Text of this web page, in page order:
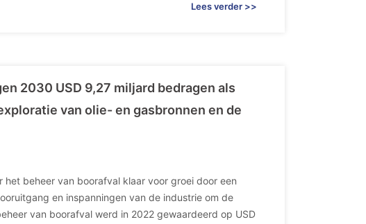
Lees verder >>
2030 USD 9,27 miljard bedragen als
van olie- en gasbronnen en de
beheer van boorafval klaar voor groei door een
en inspanningen van de industrie om de
van boorafval werd in 2022 gewaardeerd op USD